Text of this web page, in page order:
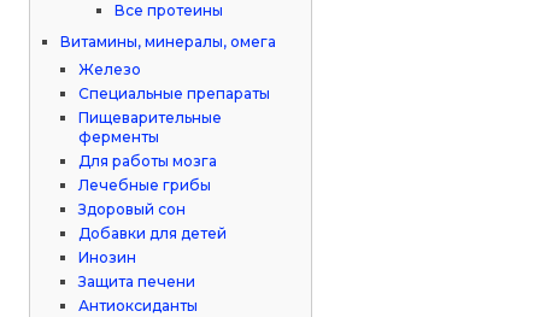
Все протеины
Витамины, минералы, омега
Железо
Специальные препараты
Пищеварительные
ферменты
Для работы мозга
Лечебные грибы
Здоровый сон
Добавки для детей
Инозин
Защита печени
Антиоксиданты